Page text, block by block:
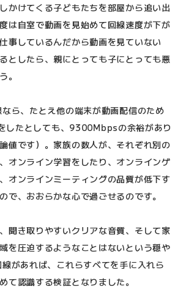
かけてくる子どもたちを部屋から追い出
は自室で動画を見始めて回線速度が下が
事しているんだから動画を見ていない
としたら、親にとっても子にとっても悪
。
ら、たとえ他の端末が動画配信のため
したとしても、9300Mbpsの余裕があり
値です）。家族の数人が、それぞれ別の
オンライン学習をしたり、オンラインゲ
オンラインミーティングの品質が低下す
で、おおらかな心で過ごせるのです。
聞き取りやすいクリアな音質、そして家
を圧迫するようなことはないという穏や
があれば、これらすべてを手に入れら
て認識する検証となりました。